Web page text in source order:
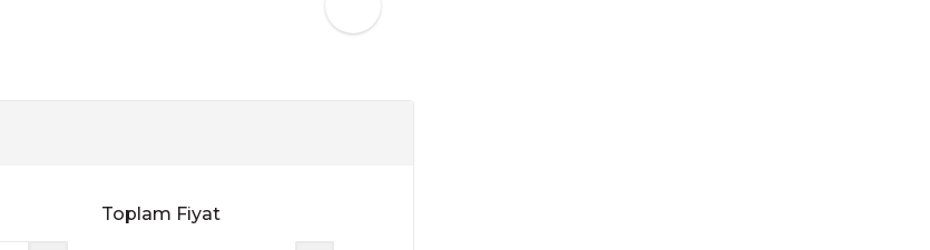
Toplam Fiyat